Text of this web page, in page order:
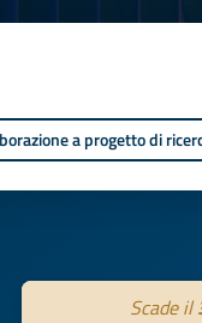
a progetto di
Scade il